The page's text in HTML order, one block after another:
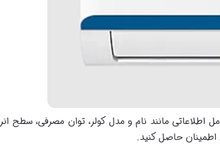
اطلاعاتی مانند نام و مدل کولر، توان مصرفی، سطح
حاصل کنید.